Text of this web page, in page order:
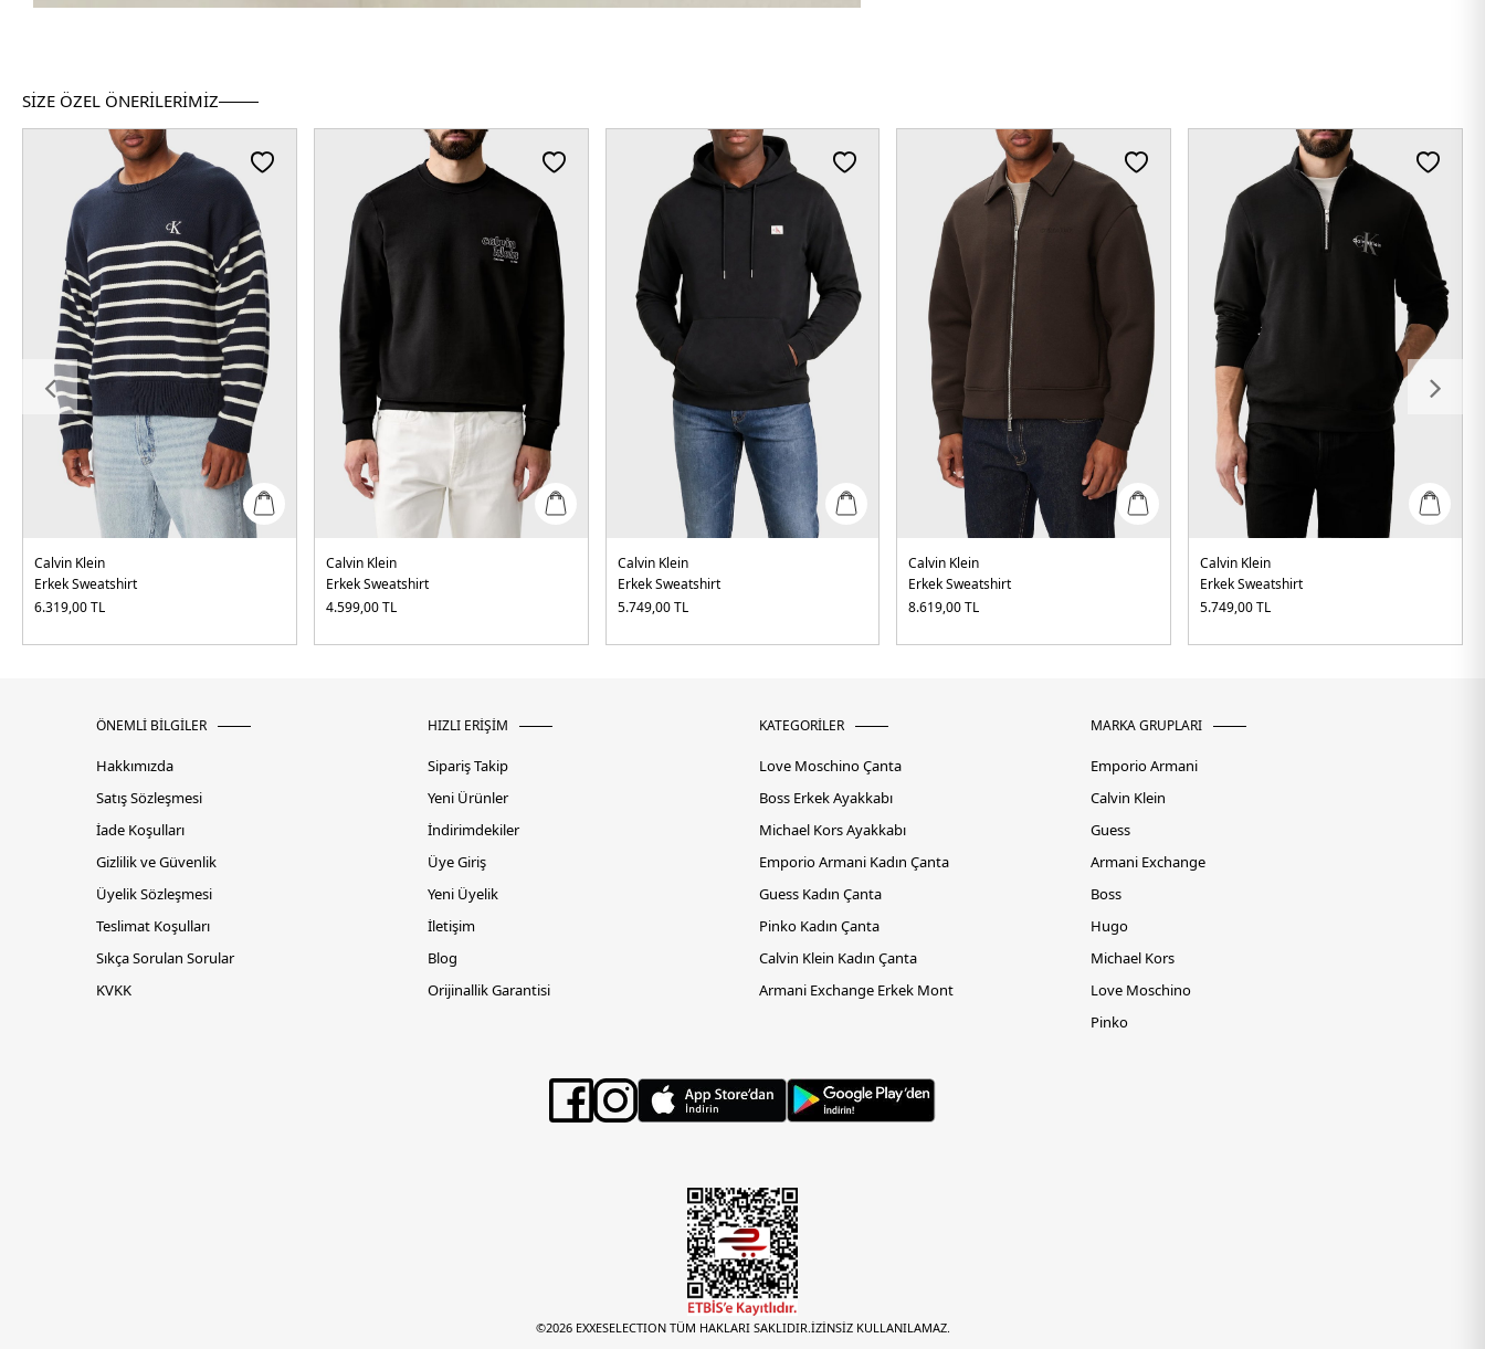
SİZE ÖZEL ÖNERİLERİMİZ
Calvin Klein
Erkek Sweatshirt
6.319,00TL
Calvin Klein
Erkek Sweatshirt
4.599,00TL
Calvin Klein
Erkek Sweatshirt
5.749,00TL
Calvin Klein
Erkek Sweatshirt
8.619,00TL
Calvin Klein
Erkek Sweatshirt
5.749,00TL
ÖNEMLİ BİLGİLER
Hakkımızda
Satış Sözleşmesi
İade Koşulları
Gizlilik ve Güvenlik
Üyelik Sözleşmesi
Teslimat Koşulları
Sıkça Sorulan Sorular
KVKK
HIZLI ERİŞİM
Sipariş Takip
Yeni Ürünler
İndirimdekiler
Üye Giriş
Yeni Üyelik
İletişim
Blog
Orijinallik Garantisi
KATEGORİLER
Love Moschino Çanta
Boss Erkek Ayakkabı
Michael Kors Ayakkabı
Emporio Armani Kadın Çanta
Guess Kadın Çanta
Pinko Kadın Çanta
Calvin Klein Kadın Çanta
Armani Exchange Erkek Mont
MARKA GRUPLARI
Emporio Armani
Calvin Klein
Guess
Armani Exchange
Boss
Hugo
Michael Kors
Love Moschino
Pinko
©2026 EXXESELECTION TÜM HAKLARI SAKLIDIR.İZİNSİZ KULLANILAMAZ.